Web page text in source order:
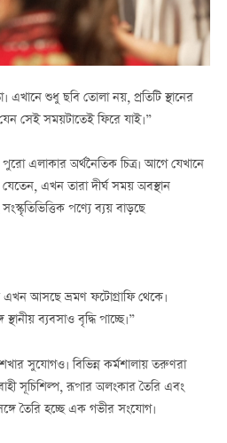
শুধু ছবি তোলা নয়, প্রতিটি স্থানের
সেই সময়টাতেই ফিরে যাই।”
এলাকার অর্থনৈতিক চিত্র। আগে যেখানে
এখন তারা দীর্ঘ সময় অবস্থান
পণ্যে ব্যয় বাড়ছে
আসছে ভ্রমণ ফটোগ্রাফি থেকে।
ব্যবসাও বৃদ্ধি পাচ্ছে।”
সুযোগও। বিভিন্ন কর্মশালায় তরুণরা
সূচিশিল্প, রূপার অলংকার তৈরি এবং
তৈরি হচ্ছে এক গভীর সংযোগ।